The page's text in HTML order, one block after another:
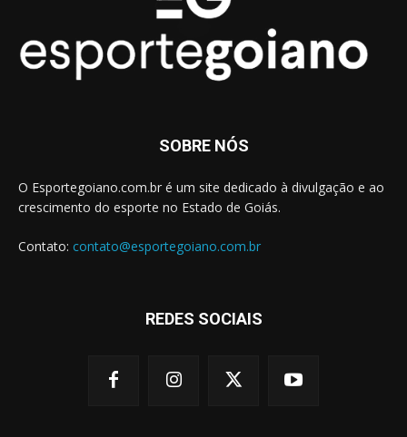
SOBRE NÓS
O Esportegoiano.com.br é um site dedicado à divulgação e ao
crescimento do esporte no Estado de Goiás.
Contato: contato@esportegoiano.com.br
REDES SOCIAIS